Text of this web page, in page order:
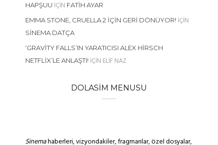
HAPŞUU IÇIN FATIH AYAR
EMMA STONE, CRUELLA 2 İÇIN GERI DÖNÜYOR!IÇIN
SINEMA DATÇA
‘GRAVITY FALLS’IN YARATICISI ALEX HIRSCH
NETFLIX’LE ANLAŞTI!IÇIN ELIF NAZ
DOLASIM MENUSU
Sinemahaberleri, vizyondakiler, fragmanlar, özel dosyalar,